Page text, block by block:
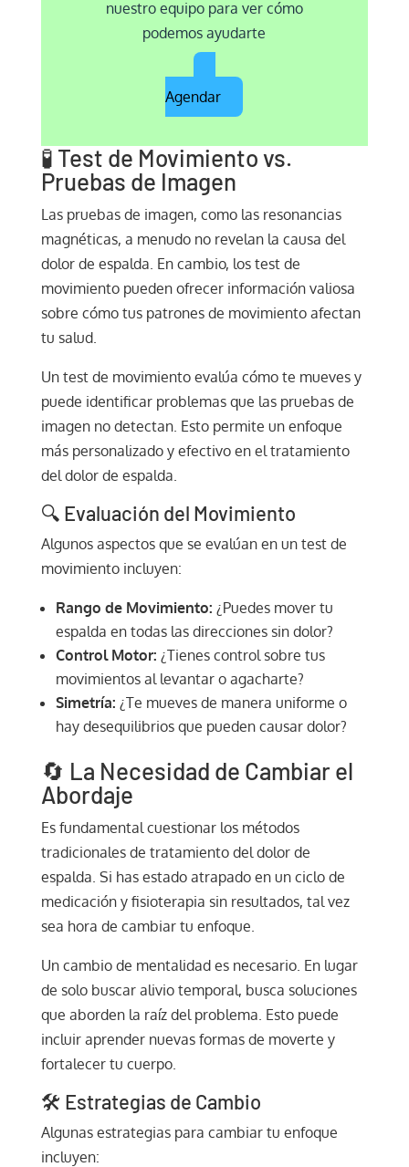
nuestro equipo para ver cómo
podemos ayudarte
Agendar
🧪 Test de Movimiento vs.
Pruebas de Imagen
Las pruebas de imagen, como las resonancias
magnéticas, a menudo no revelan la causa del
dolor de espalda. En cambio, los test de
movimiento pueden ofrecer información valiosa
sobre cómo tus patrones de movimiento afectan
tu salud.
Un test de movimiento evalúa cómo te mueves y
puede identificar problemas que las pruebas de
imagen no detectan. Esto permite un enfoque
más personalizado y efectivo en el tratamiento
del dolor de espalda.
🔍 Evaluación del Movimiento
Algunos aspectos que se evalúan en un test de
movimiento incluyen:
Rango de Movimiento: ¿Puedes mover tu
espalda en todas las direcciones sin dolor?
Control Motor: ¿Tienes control sobre tus
movimientos al levantar o agacharte?
Simetría: ¿Te mueves de manera uniforme o
hay desequilibrios que pueden causar dolor?
🔄 La Necesidad de Cambiar el
Abordaje
Es fundamental cuestionar los métodos
tradicionales de tratamiento del dolor de
espalda. Si has estado atrapado en un ciclo de
medicación y fisioterapia sin resultados, tal vez
sea hora de cambiar tu enfoque.
Un cambio de mentalidad es necesario. En lugar
de solo buscar alivio temporal, busca soluciones
que aborden la raíz del problema. Esto puede
incluir aprender nuevas formas de moverte y
fortalecer tu cuerpo.
🛠️ Estrategias de Cambio
Algunas estrategias para cambiar tu enfoque
incluyen: